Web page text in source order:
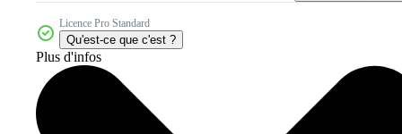
Licence Pro Standard
Qu'est-ce que c'est ?
Plus d'infos